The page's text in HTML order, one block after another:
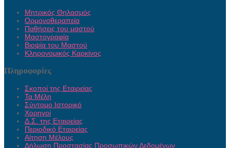
Μητρικός Θηλασμός
Ορμονοθεραπεία
Παθήσεις του μαστού
Μαστογραφία
Βιοψία του Μαστού
Κληρονομικός Καρκίνος
Πληροφορίες
Σκοποί της Εταιρείας
Τα Μέλη
Σύντομο Ιστορικό
Χορηγοί
Δ.Σ. της Εταιρείας
Περιοδικό Εταιρείας
Αίτηση Μέλους
Δήλωση Προστασίας Προσωπικών Δεδομένων